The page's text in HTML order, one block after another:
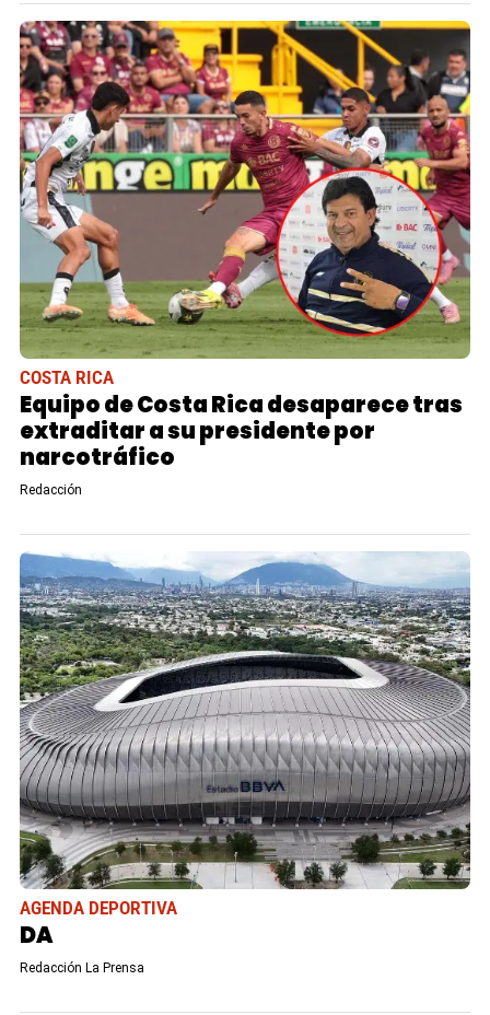
COSTA RICA
Equipo de Costa Rica desaparece tras
extraditar a su presidente por
narcotráfico
Redacción
AGENDA DEPORTIVA
DA
Redacción La Prensa